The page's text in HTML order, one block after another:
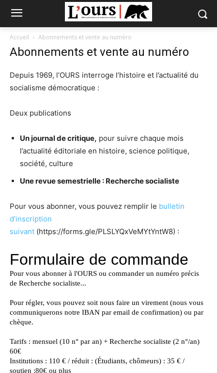
Accueil Abonnements et vente au numéro
Abonnements et vente au numéro
Depuis 1969, l’OURS interroge l’histoire et l’actualité du
socialisme démocratique :
Deux publications
Un journal de critique, pour suivre chaque mois
l’actualité éditoriale en histoire, science politique,
société, culture
Une revue semestrielle : Recherche socialiste
Pour vous abonner, vous pouvez remplir le bulletin
d’inscription
suivant (https://forms.gle/PLSLYQxVeMYtYntW8) :